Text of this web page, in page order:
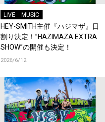
LIVE MUSIC
HEY-SMITH主催『ハジマザ』日
割り決定！”HAZIMAZA EXTRA
SHOW”の開催も決定！
2026/6/12